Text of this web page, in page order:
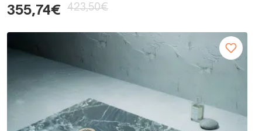
355,74€ 423,50€